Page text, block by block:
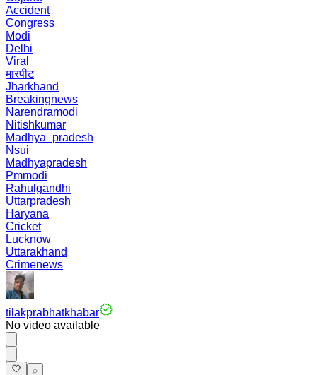
Accident
Congress
Modi
Delhi
Viral
मारपीट
Jharkhand
Breakingnews
Narendramodi
Nitishkumar
Madhya_pradesh
Nsui
Madhyapradesh
Pmmodi
Rahulgandhi
Uttarpradesh
Haryana
Cricket
Lucknow
Uttarakhand
Crimenews
tilakprabhatkhabar
No video available